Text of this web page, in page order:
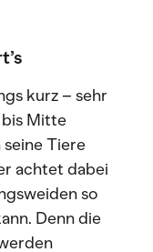
kurz – sehr
bis Mitte
Tiere
achtet dabei
so
Denn die